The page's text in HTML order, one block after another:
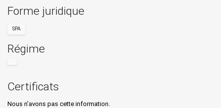
Forme juridique
SPA
Régime
Certificats
Nous n’avons pas cette information.